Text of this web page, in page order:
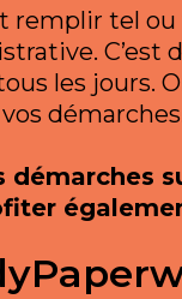
remplir tel
les jours.